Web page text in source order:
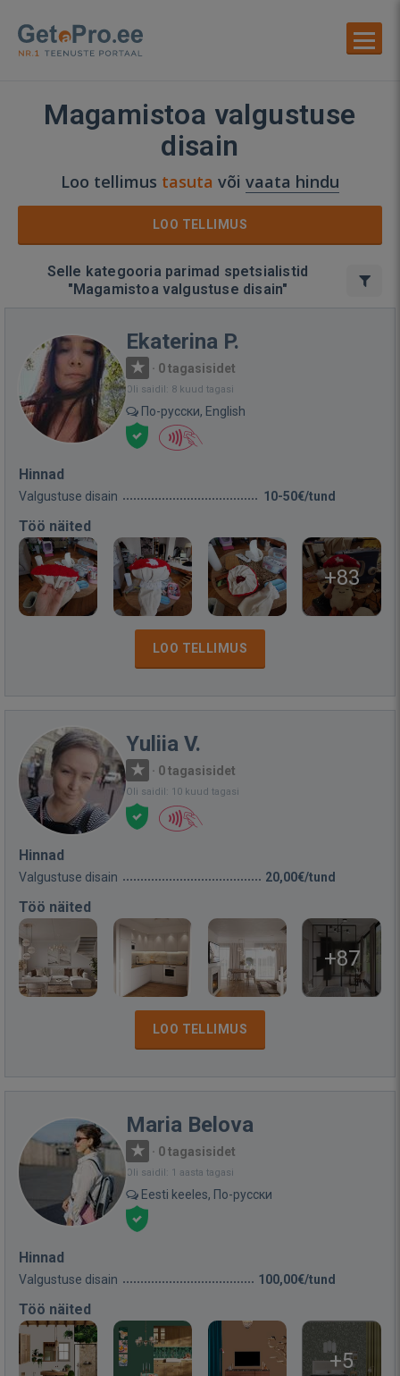
Magamistoa valgustuse
disain
Loo tellimus tasuta või vaata hindu
LOO TELLIMUS
Selle kategooria parimad spetsialistid
"Magamistoa valgustuse disain"
Ekaterina P.
· 0 tagasisidet
Oli saidil: 8 kuud tagasi
По-русски, English
Hinnad
Valgustuse disain 10-50€/tund
Töö näited
+83
LOO TELLIMUS
Yuliia V.
· 0 tagasisidet
Oli saidil: 10 kuud tagasi
Hinnad
Valgustuse disain 20,00€/tund
Töö näited
+87
LOO TELLIMUS
Maria Belova
· 0 tagasisidet
Oli saidil: 1 aasta tagasi
Eesti keeles, По-русски
Hinnad
Valgustuse disain 100,00€/tund
Töö näited
+5